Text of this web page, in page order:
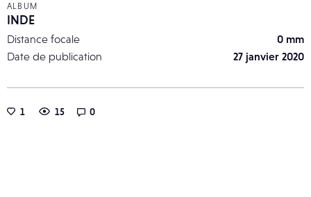
ALBUM
INDE
Distance focale
0 mm
Date de publication
27 janvier 2020
1 15 0